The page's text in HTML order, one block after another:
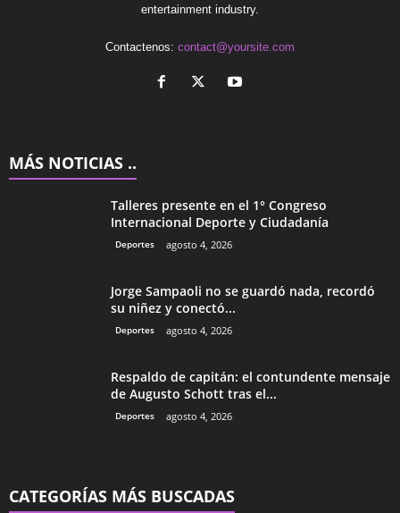
entertainment industry.
Contactenos: contact@yoursite.com
MÁS NOTICIAS ..
Talleres presente en el 1° Congreso
Internacional Deporte y Ciudadanía
Deportes agosto 4, 2026
Jorge Sampaoli no se guardó nada, recordó
su niñez y conectó...
Deportes agosto 4, 2026
Respaldo de capitán: el contundente mensaje
de Augusto Schott tras el...
Deportes agosto 4, 2026
CATEGORÍAS MÁS BUSCADAS